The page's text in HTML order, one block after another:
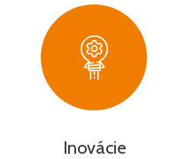
Inovácie